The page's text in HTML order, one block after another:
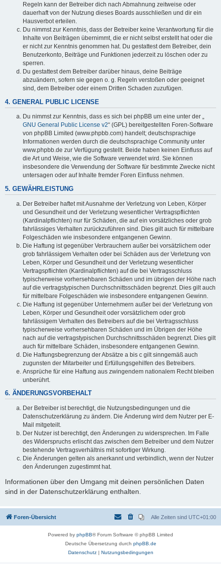
Regeln kann der Betreiber dich nach Abmahnung zeitweise oder
dauerhaft von der Nutzung dieses Boards ausschließen und dir ein
Hausverbot erteilen.
Du nimmst zur Kenntnis, dass der Betreiber keine Verantwortung für die
Inhalte von Beiträgen übernimmt, die er nicht selbst erstellt hat oder die
er nicht zur Kenntnis genommen hat. Du gestattest dem Betreiber, dein
Benutzerkonto, Beiträge und Funktionen jederzeit zu löschen oder zu
sperren.
Du gestattest dem Betreiber darüber hinaus, deine Beiträge
abzuändern, sofern sie gegen o. g. Regeln verstoßen oder geeignet
sind, dem Betreiber oder einem Dritten Schaden zuzufügen.
4. GENERAL PUBLIC LICENSE
Du nimmst zur Kenntnis, dass es sich bei phpBB um eine unter der „
GNU General Public License v2“ (GPL) bereitgestellten Foren-Software
von phpBB Limited (www.phpbb.com) handelt; deutschsprachige
Informationen werden durch die deutschsprachige Community unter
www.phpbb.de zur Verfügung gestellt. Beide haben keinen Einfluss auf
die Art und Weise, wie die Software verwendet wird. Sie können
insbesondere die Verwendung der Software für bestimmte Zwecke nicht
untersagen oder auf Inhalte fremder Foren Einfluss nehmen.
5. GEWÄHRLEISTUNG
Der Betreiber haftet mit Ausnahme der Verletzung von Leben, Körper
und Gesundheit und der Verletzung wesentlicher Vertragspflichten
(Kardinalpflichten) nur für Schäden, die auf ein vorsätzliches oder grob
fahrlässiges Verhalten zurückzuführen sind. Dies gilt auch für mittelbare
Folgeschäden wie insbesondere entgangenen Gewinn.
Die Haftung ist gegenüber Verbrauchern außer bei vorsätzlichem oder
grob fahrlässigem Verhalten oder bei Schäden aus der Verletzung von
Leben, Körper und Gesundheit und der Verletzung wesentlicher
Vertragspflichten (Kardinalpflichten) auf die bei Vertragsschluss
typischerweise vorhersehbaren Schäden und im übrigen der Höhe nach
auf die vertragstypischen Durchschnittsschäden begrenzt. Dies gilt auch
für mittelbare Folgeschäden wie insbesondere entgangenen Gewinn.
Die Haftung ist gegenüber Unternehmern außer bei der Verletzung von
Leben, Körper und Gesundheit oder vorsätzlichem oder grob
fahrlässigem Verhalten des Betreibers auf die bei Vertragsschluss
typischerweise vorhersehbaren Schäden und im Übrigen der Höhe
nach auf die vertragstypischen Durchschnittsschäden begrenzt. Dies gilt
auch für mittelbare Schäden, insbesondere entgangenen Gewinn.
Die Haftungsbegrenzung der Absätze a bis c gilt sinngemäß auch
zugunsten der Mitarbeiter und Erfüllungsgehilfen des Betreibers.
Ansprüche für eine Haftung aus zwingendem nationalem Recht bleiben
unberührt.
6. ÄNDERUNGSVORBEHALT
Der Betreiber ist berechtigt, die Nutzungsbedingungen und die
Datenschutzerklärung zu ändern. Die Änderung wird dem Nutzer per E-
Mail mitgeteilt.
Der Nutzer ist berechtigt, den Änderungen zu widersprechen. Im Falle
des Widerspruchs erlischt das zwischen dem Betreiber und dem Nutzer
bestehende Vertragsverhältnis mit sofortiger Wirkung.
Die Änderungen gelten als anerkannt und verbindlich, wenn der Nutzer
den Änderungen zugestimmt hat.
Informationen über den Umgang mit deinen persönlichen Daten
sind in der Datenschutzerklärung enthalten.
Foren-Übersicht Alle Zeiten sind UTC+01:00
Powered by phpBB® Forum Software © phpBB Limited
Deutsche Übersetzung durch phpBB.de
Datenschutz| Nutzungsbedingungen